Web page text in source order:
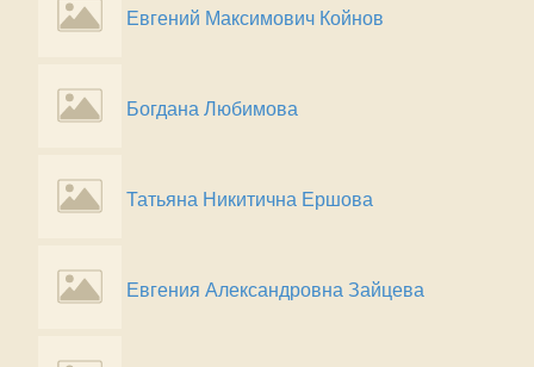
Евгений Максимович Койнов
Богдана Любимова
Татьяна Никитична Ершова
Евгения Александровна Зайцева